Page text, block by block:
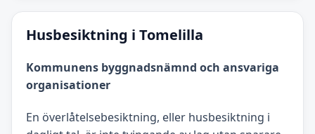
Husbesiktning i Tomelilla
Kommunens byggnadsnämnd och ansvariga
organisationer
En överlåtelsebesiktning, eller husbesiktning i